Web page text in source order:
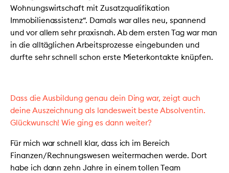
Wohnungswirtschaft mit Zusatzqualifikation
Immobilienassistenz“. Damals war alles neu, spannend
und vor allem sehr praxisnah. Ab dem ersten Tag war man
in die alltäglichen Arbeitsprozesse eingebunden und
durfte sehr schnell schon erste Mieterkontakte knüpfen.
Dass die Ausbildung genau dein Ding war, zeigt auch
deine Auszeichnung als landesweit beste Absolventin.
Glückwunsch! Wie ging es dann weiter?
Für mich war schnell klar, dass ich im Bereich
Finanzen/Rechnungswesen weitermachen werde. Dort
habe ich dann zehn Jahre in einem tollen Team